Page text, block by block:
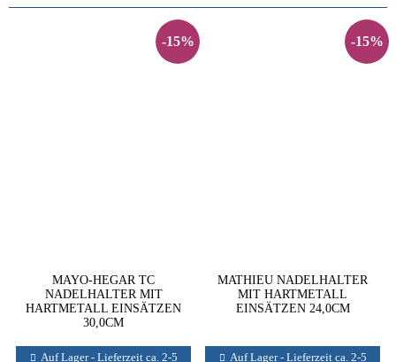
-15%
MAYO-HEGAR TC
NADELHALTER MIT
HARTMETALL EINSÄTZEN
30,0CM
Auf Lager - Lieferzeit ca. 2-5
-15%
MATHIEU NADELHALTER
MIT HARTMETALL
EINSÄTZEN 24,0CM
Auf Lager - Lieferzeit ca. 2-5